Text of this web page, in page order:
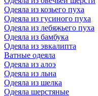
Одеяла из козьего пуха
Одеяла из гусиного пуха
Одеяла из лебяжьего пуха
Одеяла из бамбука
Одеяла из эвкалипта
Ватные одеяла
Одеяла из алоэ
Одеяла из льна
Одеяла из шелка
Одеяла шерстяные